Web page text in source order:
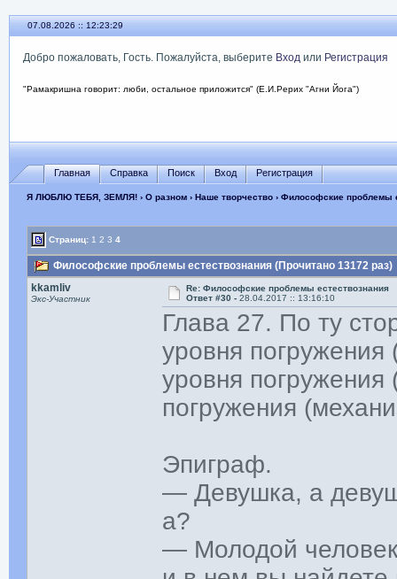
07.08.2026 :: 12:23:30
Добро пожаловать, Гость. Пожалуйста, выберите Входили Регистрация
"Рамакришна говорит: люби, остальное приложится" (Е.И.Рерих "Агни Йога")
Главная Справка Поиск Вход Регистрация
Я ЛЮБЛЮ ТЕБЯ, ЗЕМЛЯ!› О разном› Наше творчество› Философские проблемы
Страниц: 1 2 3 4
Философские проблемы естествознания (Прочитано 13172 раз)
kkamliv
Экс-Участник
Re: Философские проблемы естествознания
Ответ #30 -28.04.2017 :: 13:16:10
Глава 27. По ту
уровня погружения
уровня погружения
погружения
Эпиграф.
— Девушка, а
а?
— Молодой